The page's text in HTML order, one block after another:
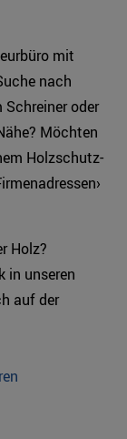
mit
nach
oder
Möchten
Holzschutz-
Holz?
in unseren
auf der